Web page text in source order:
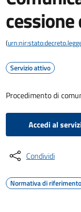
(
Servizio attivo
Procedimento di
Accedi al
Condividi
Normativa di riferimento